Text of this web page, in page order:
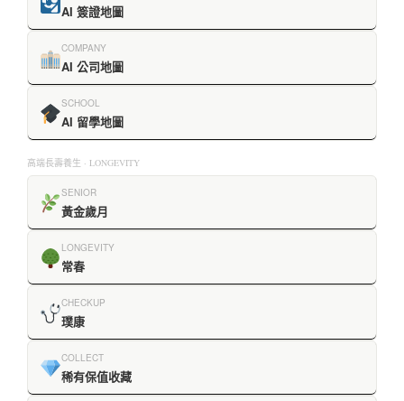
AI 簽證地圖
COMPANY
AI 公司地圖
SCHOOL
AI 留學地圖
高端長壽養生 · LONGEVITY
SENIOR
黃金歲月
LONGEVITY
常春
CHECKUP
璞康
COLLECT
稀有保值收藏